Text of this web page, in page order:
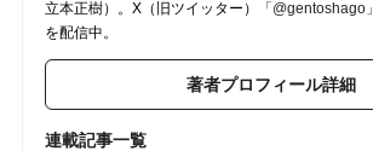
立本正樹）。X（旧ツイッター）
「@gentoshago」
を配信中。
著者プロフィール詳細
連載記事一覧